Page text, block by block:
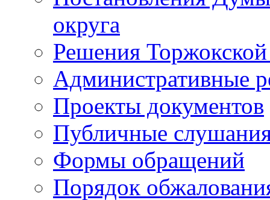
округа
Решения
Административные
Проекты документов
Публичные
Формы обращений
Порядок